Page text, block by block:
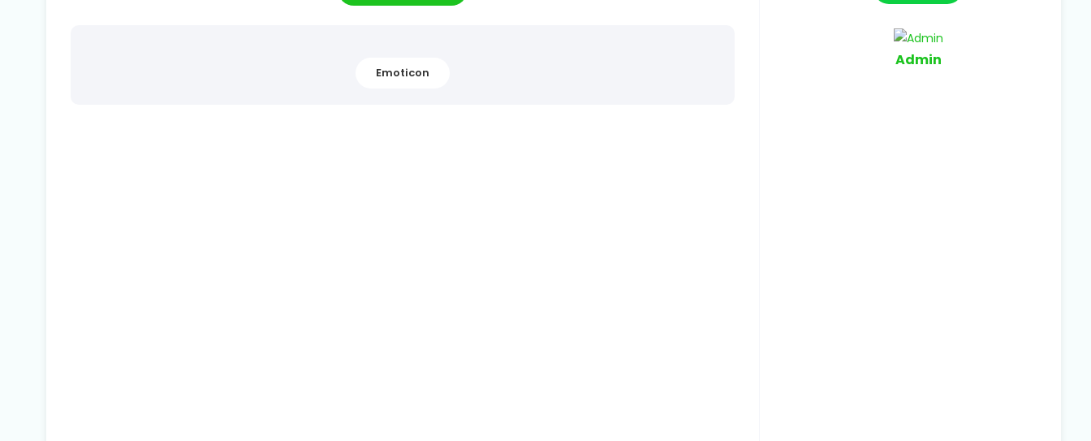
Emoticon
Admin